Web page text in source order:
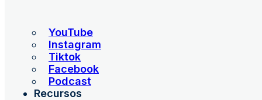
YouTube
Instagram
Tiktok
Facebook
Podcast
Recursos